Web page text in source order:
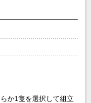
か1隻を選択して組立